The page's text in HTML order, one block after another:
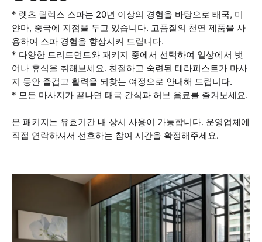
* 렛츠 릴렉스 스파는 20년 이상의 경험을 바탕으로 태국, 미
얀마, 중국에 지점을 두고 있습니다. 고품질의 천연 제품을 사
용하여 스파 경험을 향상시켜 드립니다.
* 다양한 트리트먼트와 패키지 중에서 선택하여 일상에서 벗
어나 휴식을 취해보세요. 친절하고 숙련된 테라피스트가 마사
지 동안 즐겁고 활력을 되찾는 여정으로 안내해 드립니다.
* 모든 마사지가 끝나면 태국 간식과 허브 음료를 즐겨보세요.
본 패키지는 유효기간 내 상시 사용이 가능합니다. 운영업체에
직접 연락하셔서 선호하는 참여 시간을 확정해주세요.